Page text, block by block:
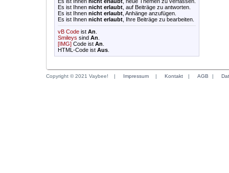
Es ist Ihnen nicht erlaubt , auf Beiträge zu antworten.
Es ist Ihnen nicht erlaubt , Anhänge anzufügen.
Es ist Ihnen nicht erlaubt , Ihre Beiträge zu bearbeiten.
vB Code ist An
Smileys sind An
[IMG] Code ist An
HTML-Code ist Aus
Copyright © 2021 Vaybee! | Impressum | Kontakt | AGB |